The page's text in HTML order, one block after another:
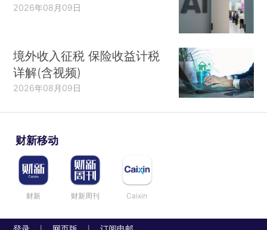
2026年08月09日
境外收入征税 保险收益计税
详解(含视频)
2026年08月09日
财新移动
财新 财新周刊 Caixin